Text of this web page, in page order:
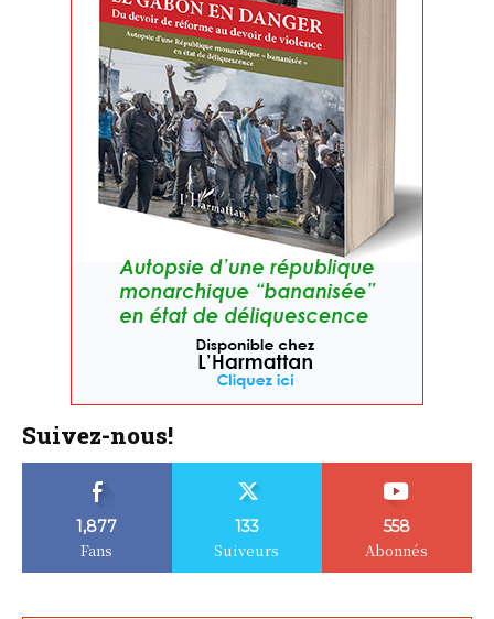
Suivez-nous!
1,877
Fans
133
Suiveurs
558
Abonnés